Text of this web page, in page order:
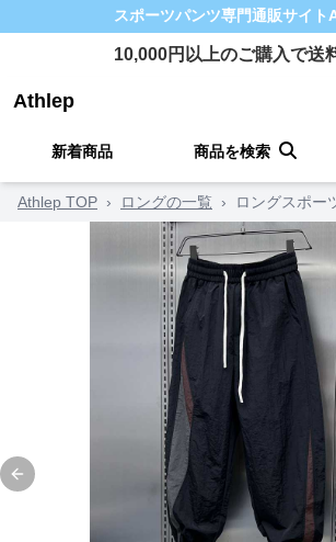
スポーツパンツ専門通販サイト
10,000円以上のご購入で送
Athlep
新着商品 商品を検索
Athlep TOP › ロングの一覧 › ロングスポー
Previous slide